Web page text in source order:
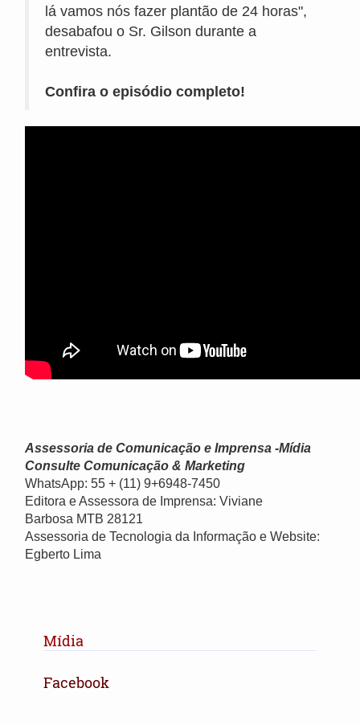
lá vamos nós fazer plantão de 24 horas",
desabafou o Sr. Gilson durante a
entrevista.
Confira o episódio completo!
Assessoria de Comunicação e Imprensa -Mídia
Consulte Comunicação & Marketing
WhatsApp: 55 + (11) 9+6948-7450
Editora e Assessora de Imprensa: Viviane
Barbosa MTB 28121
Assessoria de Tecnologia da Informação e Website:
Egberto Lima
Mídia
Facebook